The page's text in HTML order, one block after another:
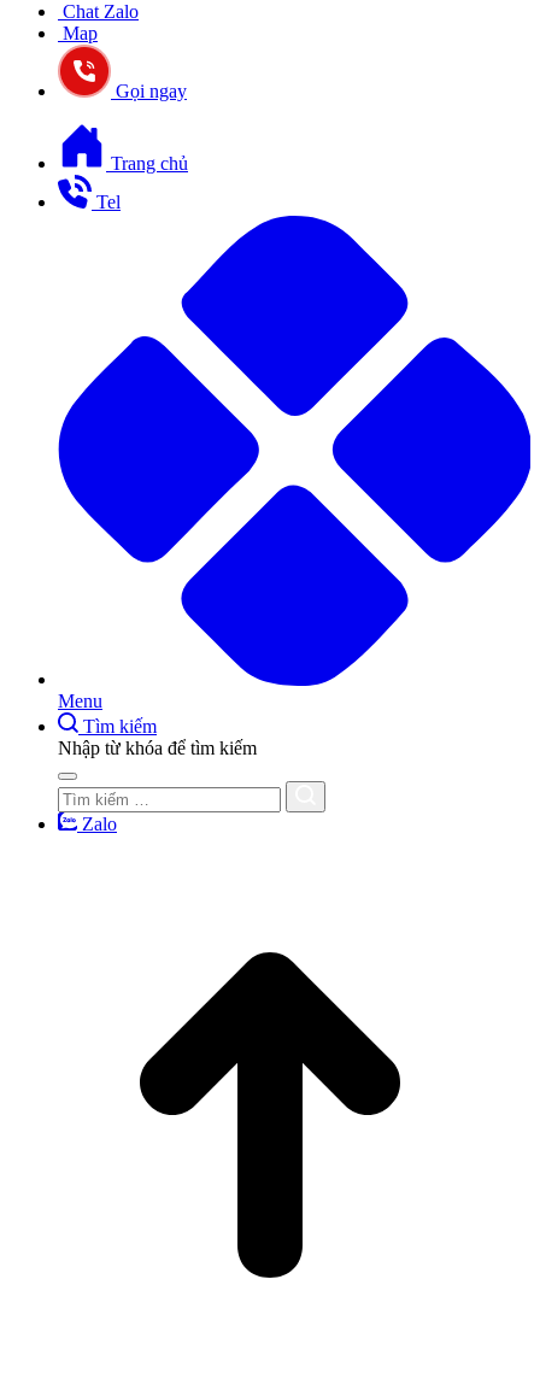
Chat Zalo
Map
Gọi ngay
Trang chủ
Tel
Menu
Tìm kiếm
Nhập từ khóa để tìm kiếm
Zalo